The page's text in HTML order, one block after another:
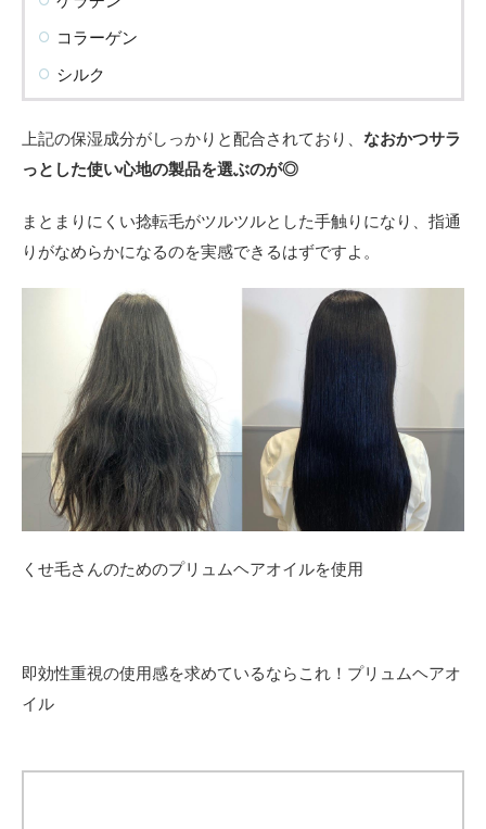
コラーゲン
シルク
上記の保湿成分がしっかりと配合されており、 なおかつサラ
っとした使い心地の製品を選ぶのが◎
まとまりにくい捻転毛がツルツルとした手触りになり、指通
りがなめらかになるのを実感できるはずですよ。
くせ毛さんのためのプリュムヘアオイルを使用
即効性重視の使用感を求めているならこれ！プリュムヘアオ
イル